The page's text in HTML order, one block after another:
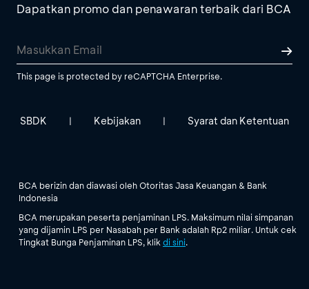
Dapatkan promo dan penawaran terbaik dari BCA
This page is protected by reCAPTCHA Enterprise.
SBDK | Kebijakan | Syarat dan Ketentuan
BCA berizin dan diawasi oleh Otoritas Jasa Keuangan & Bank
Indonesia
BCA merupakan peserta penjaminan LPS. Maksimum nilai simpanan
yang dijamin LPS per Nasabah per Bank adalah Rp2 miliar. Untuk cek
Tingkat Bunga Penjaminan LPS, klik di sini.